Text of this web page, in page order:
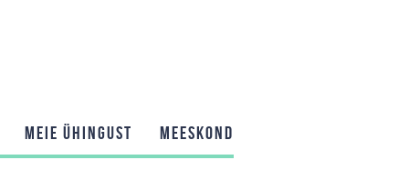
MEIE ÜHINGUST MEESKOND